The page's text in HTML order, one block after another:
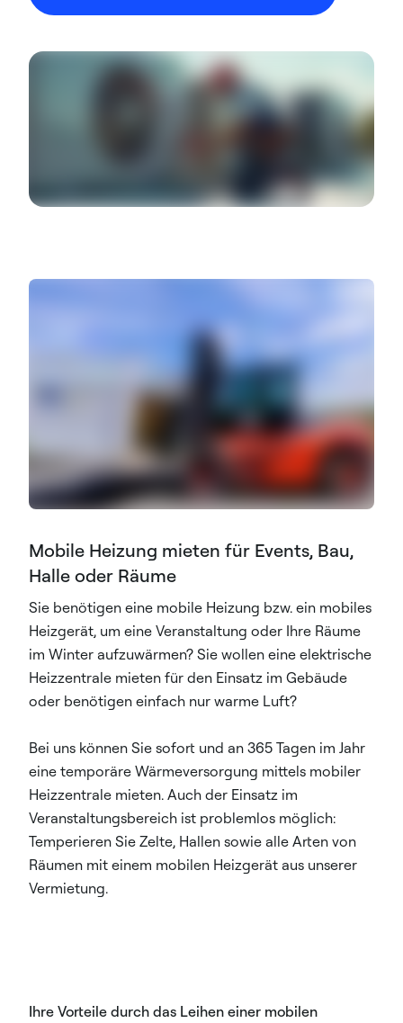
Mobile Heizung mieten für Events, Bau,
Halle oder Räume
Sie benötigen eine mobile Heizung bzw. ein mobiles
Heizgerät, um eine Veranstaltung oder Ihre Räume
im Winter aufzuwärmen? Sie wollen eine elektrische
Heizzentrale mieten für den Einsatz im Gebäude
oder benötigen einfach nur warme Luft?
Bei uns können Sie sofort und an 365 Tagen im Jahr
eine temporäre Wärmeversorgung mittels mobiler
Heizzentrale mieten. Auch der Einsatz im
Veranstaltungsbereich ist problemlos möglich:
Temperieren Sie Zelte, Hallen sowie alle Arten von
Räumen mit einem mobilen Heizgerät aus unserer
Vermietung.​
Ihre Vorteile durch das Leihen einer mobilen